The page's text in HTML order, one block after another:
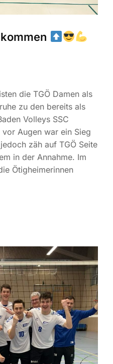
die TGÖ Damen als
zu den bereits als
Volleys SSC
Augen war ein Sieg
zäh auf TGÖ Seite
in der Annahme. Im
Ötigheimerinnen